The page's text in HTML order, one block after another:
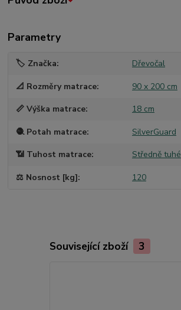
Parametry
🏷️ Značka Dřevočal
📐 Rozměry matrace 90 x 200 cm
📏 Výška matrace 18 cm
🧶 Potah matrace SilverGuard
📶 Tuhost matrace Středně tuhé
⚖️ Nosnost [kg] 120
Související zboží 3